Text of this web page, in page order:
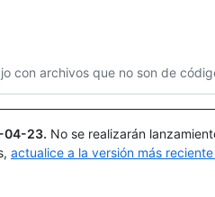
con archivos que no son de
04-23. No se realizarán
actualice a la versión más